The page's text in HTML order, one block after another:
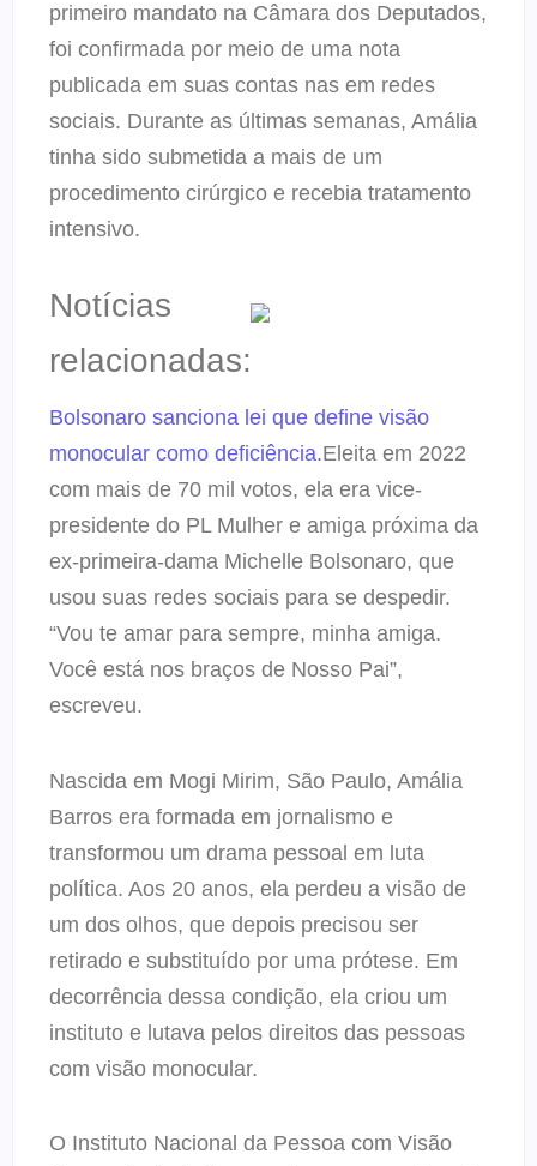
primeiro mandato na Câmara dos Deputados,
foi confirmada por meio de uma nota
publicada em suas contas nas em redes
sociais. Durante as últimas semanas, Amália
tinha sido submetida a mais de um
procedimento cirúrgico e recebia tratamento
intensivo.
Notícias
relacionadas:
Bolsonaro sanciona lei que define visão
monocular como deficiência.Eleita em 2022
com mais de 70 mil votos, ela era vice-
presidente do PL Mulher e amiga próxima da
ex-primeira-dama Michelle Bolsonaro, que
usou suas redes sociais para se despedir.
“Vou te amar para sempre, minha amiga.
Você está nos braços de Nosso Pai”,
escreveu.
Nascida em Mogi Mirim, São Paulo, Amália
Barros era formada em jornalismo e
transformou um drama pessoal em luta
política. Aos 20 anos, ela perdeu a visão de
um dos olhos, que depois precisou ser
retirado e substituído por uma prótese. Em
decorrência dessa condição, ela criou um
instituto e lutava pelos direitos das pessoas
com visão monocular.
O Instituto Nacional da Pessoa com Visão